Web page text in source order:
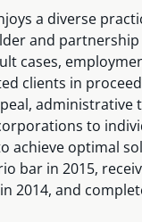
a diverse
and
cases,
clients in
to
achieve optimal
bar in 2015,
2014, and